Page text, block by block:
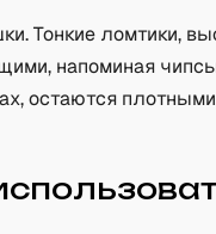
Тонкие ломтики,
напоминая
остаются